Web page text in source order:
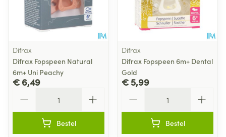
Difrax
Difrax Fopspeen Natural
6m+ Uni Peachy
€ 6,49
Bestel
Difrax
Difrax Fopspeen 6m+ Dental
Gold
€ 5,99
Bestel